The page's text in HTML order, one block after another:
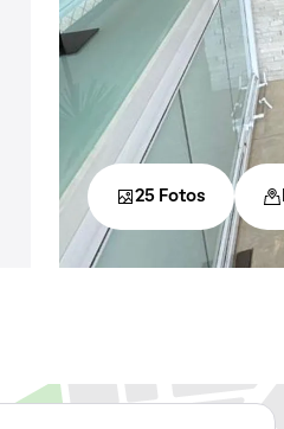
25 Fotos